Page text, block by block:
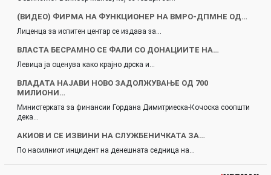
(ВИДЕО) ФИРМА НА ФУНКЦИОНЕР НА ВМРО-ДПМНЕ ОД…
Лиценца за испитен центар се издава за…
ВЛАСТА БЕСРАМНО СЕ ФАЛИ СО ДОНАЦИИТЕ НА…
Левица ја оценува како крајно дрска и…
ВЛАДАТА НАЈАВИ НОВО ЗАДОЛЖУВАЊЕ ОД 700
МИЛИОНИ…
Министерката за финансии Гордана Димитриеска-Кочоска соопшти
дека…
АКИОВ И СЕ ИЗВИНИ НА СЛУЖБЕНИЧКАТА ЗА…
По насилниот инцидент на денешната седница на…